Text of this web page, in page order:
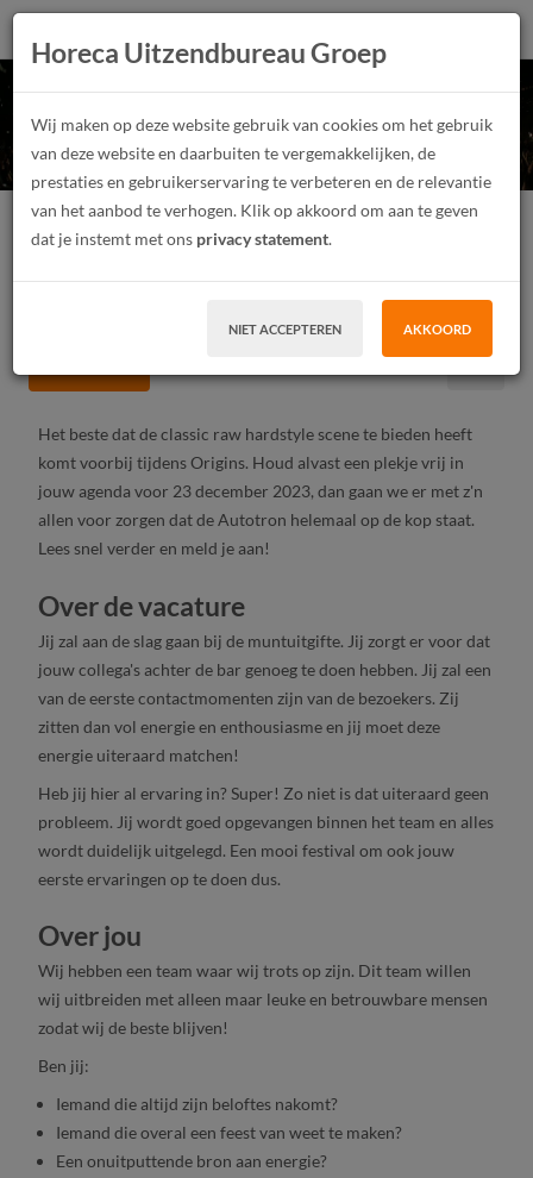
Origins 2023!
Festivalmedewerker Junior
Parttime
Het beste dat de classic raw hardstyle scene te bieden heeft
komt voorbij tijdens Origins. Houd alvast een plekje vrij in
jouw agenda voor 23 december 2023, dan gaan we er met z'n
allen voor zorgen dat de Autotron helemaal op de kop staat.
Lees snel verder en meld je aan!
Over de vacature
Jij zal aan de slag gaan bij de muntuitgifte. Jij zorgt er voor dat
jouw collega's achter de bar genoeg te doen hebben. Jij zal een
van de eerste contactmomenten zijn van de bezoekers. Zij
zitten dan vol energie en enthousiasme en jij moet deze
energie uiteraard matchen!
Heb jij hier al ervaring in? Super! Zo niet is dat uiteraard geen
probleem. Jij wordt goed opgevangen binnen het team en alles
wordt duidelijk uitgelegd. Een mooi festival om ook jouw
eerste ervaringen op te doen dus.
Over jou
Wij hebben een team waar wij trots op zijn. Dit team willen
wij uitbreiden met alleen maar leuke en betrouwbare mensen
zodat wij de beste blijven!
Ben jij:
Iemand die altijd zijn beloftes nakomt?
Iemand die overal een feest van weet te maken?
Een onuitputtende bron aan energie?
Horeca Uitzendbureau Groep
Wij maken op deze website gebruik van cookies om het gebruik
van deze website en daarbuiten te vergemakkelijken, de
prestaties en gebruikerservaring te verbeteren en de relevantie
van het aanbod te verhogen. Klik op akkoord om aan te geven
dat je instemt met ons privacy statement.
NIET ACCEPTEREN AKKOORD